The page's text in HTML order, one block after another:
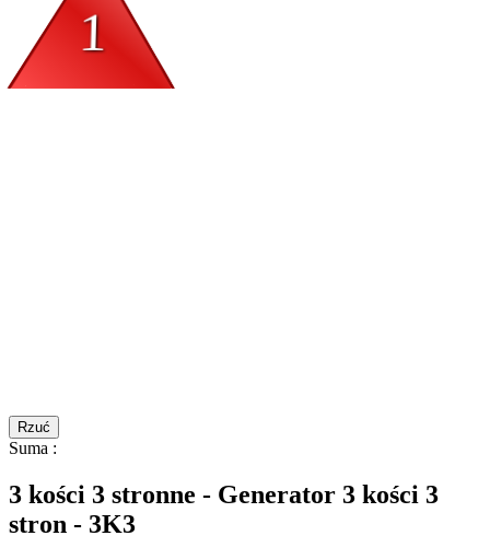
Rzuć
Suma :
3 kości 3 stronne - Generator 3 kości 3
stron - 3K3